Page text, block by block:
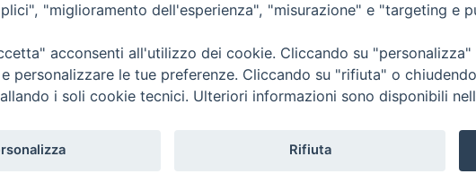
- Vita Trentina Editrice
"miglioramento dell'esperienza", "misurazione" e "targeting e
acconsenti all'utilizzo dei cookie. Cliccando su
personalizzare le tue preferenze. Cliccando su "rifiuta" o
i soli cookie tecnici. Ulteriori informazioni sono disponibili
Rifiuta